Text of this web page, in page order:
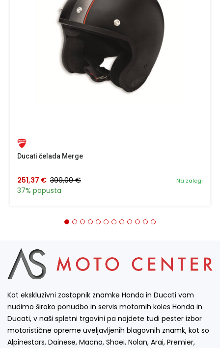
Ducati čelada Merge
Na zalogi
251,37 € 399,00 €
37% popusta
Kot ekskluzivni zastopnik znamke Honda in Ducati vam
nudimo široko ponudbo in servis motornih koles Honda in
Ducati, v naši spletni trgovini pa najdete tudi pester izbor
motoristične opreme uveljavljenih blagovnih znamk, kot so
Alpinestars, Dainese, Macna, Shoei, Nolan, Arai, Premier,